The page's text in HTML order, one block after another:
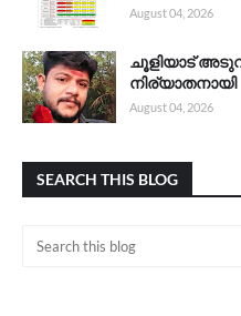
August 04, 2026
ചൂളിയാട്
നിര്യാതനായി
August 04, 2026
SEARCH THIS BLOG